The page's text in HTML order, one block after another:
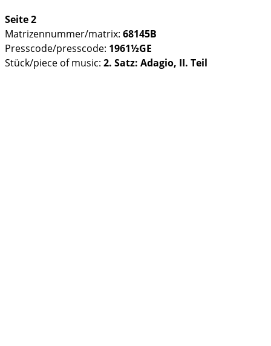
Seite 2
Matrizennummer/matrix: 68145B
Presscode/presscode: 1961½GE
Stück/piece of music: 2. Satz: Adagio, II. Teil